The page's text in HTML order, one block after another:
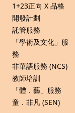
1+23正向 X 品格
開發計劃
託管服務
「學術及文化」服
務
非華語服務 (NCS)
教師培訓
「體．藝」服務
童．非凡 (SEN)